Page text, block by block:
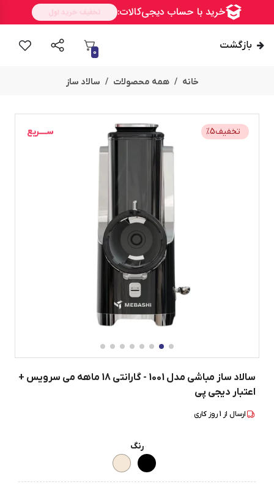
بازگشت
0
خانه همه محصولات سالاد ساز
تخفیف %5
سالاد ساز مباشی مدل 1001 - گارانتی 18 ماهه می سرویس +
اعتبار دیجی پی
ارسال از 1روز کاری
رنگ